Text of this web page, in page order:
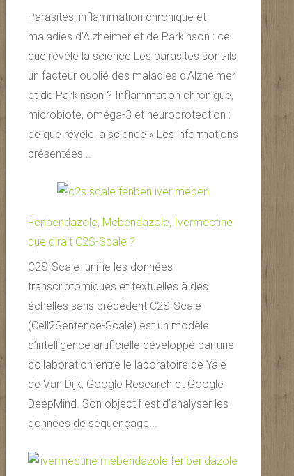
Parasites, inflammation chronique et
maladies d’Alzheimer et de Parkinson : ce
que révèle la science Les parasites sont-ils
un facteur oublié des maladies d’Alzheimer
et de Parkinson ? Inflammation chronique,
microbiote, oméga-3 et neuroprotection :
ce que révèle la science « Les informations
présentées...
Fenbendazole, Mebendazole, Ivermectine
que dirait C2S-Scale ?
C2S-Scale unifie les données
transcriptomiques et textuelles à des
échelles sans précédent C2S-Scale
(Cell2Sentence-Scale) est un modèle
d’intelligence artificielle développé par une
collaboration entre le laboratoire de Yale
de Van Dijk, Google Research et Google
DeepMind. Son objectif est d’analyser les
données de séquençage...